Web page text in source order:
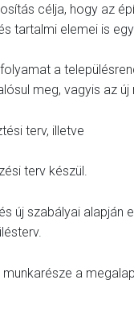
célja, hogy az
tartalmi elemei is
a
meg, vagyis az új
terv, illetve
terv készül.
új szabályai alapján
a